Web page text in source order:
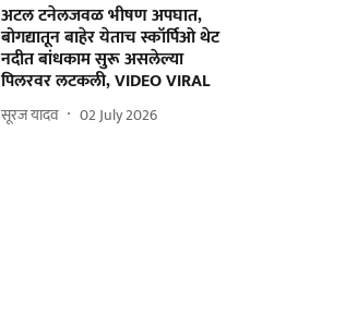
अटल टनेलजवळ भीषण अपघात,
बोगद्यातून बाहेर येताच स्कॉर्पिओ थेट
नदीत बांधकाम सुरू असलेल्या
पिलरवर लटकली, VIDEO VIRAL
सूरज यादव 02 July 2026